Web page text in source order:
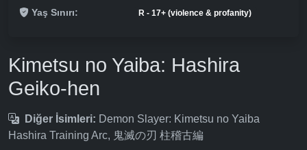
Yaş Sınırı: R - 17+ (violence & profanity)
Kimetsu no Yaiba: Hashira
Geiko-hen
Diğer İsimleri: Demon Slayer: Kimetsu no Yaiba
Hashira Training Arc, 鬼滅の刃 柱稽古編